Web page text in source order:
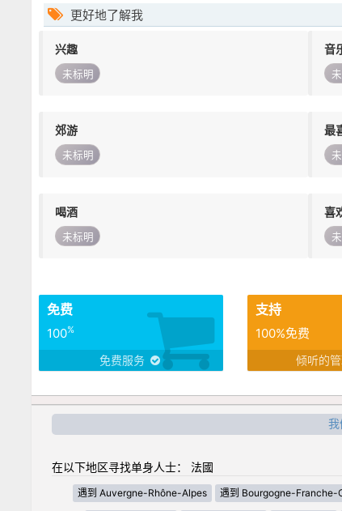
更好地了解我
兴趣
未标明
音
郊游
未标明
最
喝酒
未标明
喜
免费
100%
免费服务
支持
100%免费
倾听的
我
在以下地区寻找单身人士： 法國
遇到 Auvergne-Rhône-Alpes 遇到 Bourgogne-Franche-